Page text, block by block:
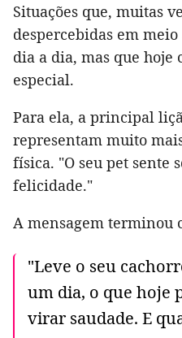
Situações que, muitas
despercebidas em
dia a dia, mas que
especial.
Para ela, a principal
representam muito
física. "O seu pet sente
felicidade."
A mensagem terminou
"Leve o seu
um dia, o que hoje
virar saudade. E